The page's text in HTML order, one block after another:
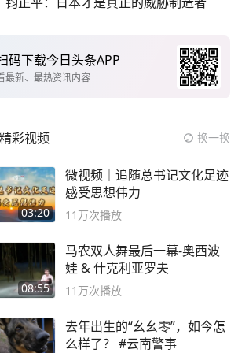
码下载今日头条APP
最新、最热资讯内容
精彩视频 换一换
03:20
微视频｜追随总书记文化足迹
感受思想伟力
11万次播放
08:55
马农双人舞最后一幕-奥西波
娃 & 什克利亚罗夫
11万次播放
去年出生的“幺幺零”，如今怎
么样了？ #云南警事